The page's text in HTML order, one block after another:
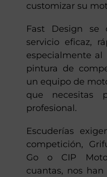
customizar su
Fast Design se
servicio eficaz,
especialmente al
pintura de
un equipo de
que necesitas
profesional.
Escuderías
competición,
Go o CIP
cuantas, nos han